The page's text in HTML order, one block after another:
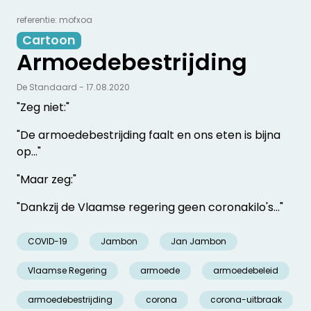
referentie: mofxoa
Cartoon
Armoedebestrijding
"Zeg niet:"
"De armoedebestrijding faalt en ons eten is bijna
op..."
"Maar zeg:"
"Dankzij de Vlaamse regering geen coronakilo's..."
COVID-19 Jambon Jan Jambon
Vlaamse Regering armoede armoedebeleid
armoedebestrijding corona corona-uitbraak
De Standaard - 17.08.2020